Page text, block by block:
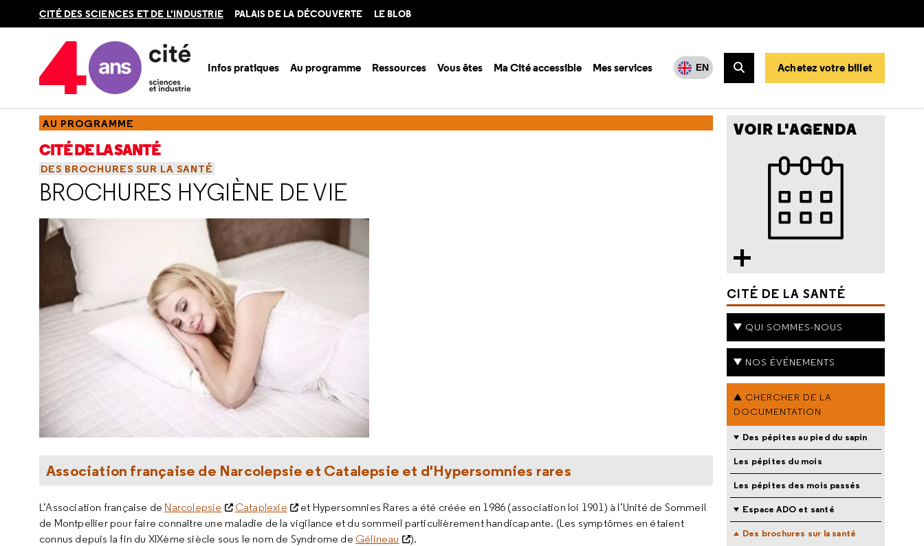
CITÉ DES SCIENCES ET DE L'INDUSTRIE PALAIS DE LA DÉCOUVERTE LE BLOB
Infos pratiques Au programme Ressources Vous êtes Ma Cité accessible Mes services EN
Rechercher
Achetez votre billet
Accueil Au programme
AU PROGRAMME
CITÉ DE LA SANTÉ
DES BROCHURES SUR LA SANTÉ
BROCHURES HYGIÈNE DE VIE
Association française de Narcolepsie et Catalepsie et d'Hypersomnies rares
L’Association française de Narcolepsie Cataplexie
et Hypersomnies Rares a été créée en 1986 (association loi 1901) à l’Unité de Sommeil
de Montpellier pour faire connaître une maladie de la vigilance et du sommeil particulièrement handicapante. (Les symptômes en étaient
connus depuis la fin du XIXème siècle sous le nom de Syndrome de Gélineau ).
VOIR L'AGENDA
CITÉ DE LA SANTÉ
QUI SOMMES-NOUS
NOS ÉVÉNEMENTS
CHERCHER DE LA
DOCUMENTATION
Des pépites au pied du sapin
Les pépites du mois
Les pépites des mois passés
Espace ADO et santé
Des brochures sur la santé